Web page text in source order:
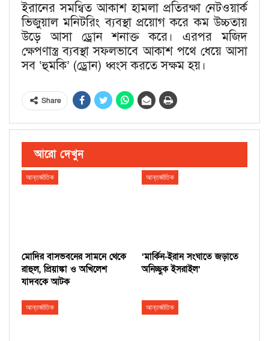
ইরানের সমন্বিত আকাশ হামলা প্রতিরক্ষা নেটওয়ার্ক
ভিজুয়াল মনিটরিং ব্যবস্থা প্রয়োগ করে কম উচ্চতায়
উড়ে আসা ড্রোন শনাক্ত করে। এরপর মজিদ
ক্ষেপণাস্ত্র ব্যবস্থা সফলভাবে আকাশ পথে ধেয়ে আসা
সব ‘হুমকি’ (ড্রোন) ধ্বংস করতে সক্ষম হয়।
Share
আরো দেখুন
আন্তর্জাতিক
মোদির বাসভবনের সামনে থেকে
রাহুল, প্রিয়াঙ্কা ও অখিলেশ
যাদবকে আটক
আন্তর্জাতিক
‘মার্কিন-ইরান সংঘাতে জড়াতে
অনিচ্ছুক ইসরাইল’
আন্তর্জাতিক আন্তর্জাতিক